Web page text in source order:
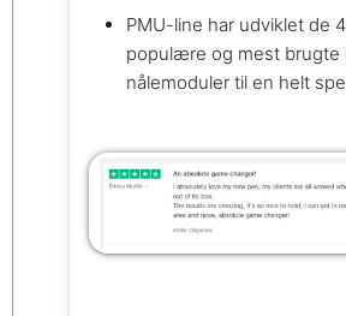
PMU-line har udviklet de
populære og mest brugte
nålemoduler til en helt